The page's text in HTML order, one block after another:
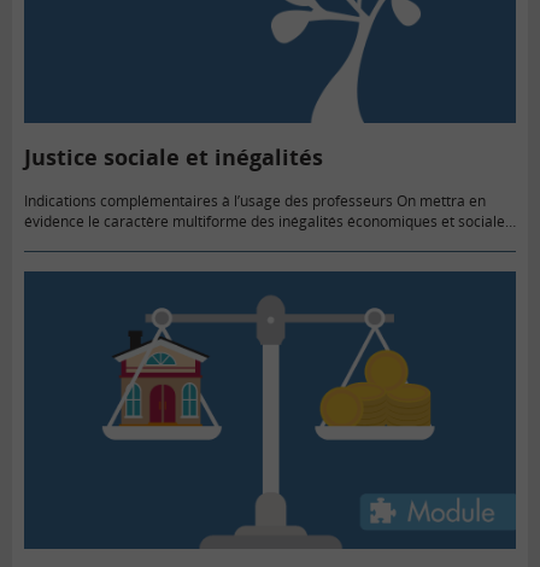
Justice sociale et inégalités
Indications complémentaires à l’usage des professeurs On mettra en
évidence le caractère multiforme des inégalités économiques et sociales